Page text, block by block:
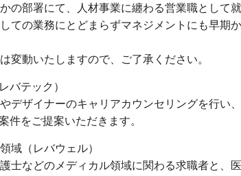
の部署にて、人材事業に纏わる営業職として
ての業務にとどまらずマネジメントにも早期
変動いたしますので、ご了承ください。
バテック）
デザイナーのキャリアカウンセリングを行い
件をご提案いただきます。
域（レバウェル）
士などのメディカル領域に関わる求職者と、